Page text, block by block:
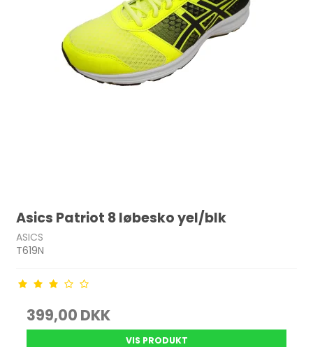
Asics Patriot 8 løbesko yel/blk
ASICS
T619N
399,00 DKK
VIS PRODUKT